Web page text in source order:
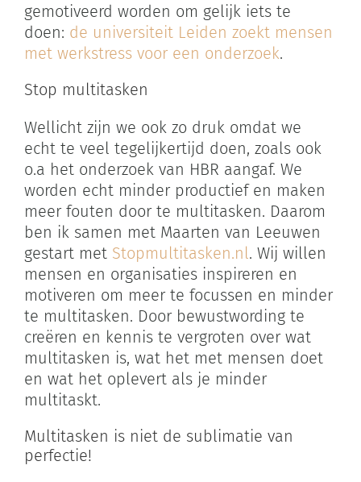
gemotiveerd worden om gelijk iets te
doen: de universiteit Leiden zoekt mensen
met werkstress voor een onderzoek.
Stop multitasken
Wellicht zijn we ook zo druk omdat we
echt te veel tegelijkertijd doen, zoals ook
o.a het onderzoek van HBR aangaf. We
worden echt minder productief en maken
meer fouten door te multitasken. Daarom
ben ik samen met Maarten van Leeuwen
gestart met Stopmultitasken.nl. Wij willen
mensen en organisaties inspireren en
motiveren om meer te focussen en minder
te multitasken. Door bewustwording te
creëren en kennis te vergroten over wat
multitasken is, wat het met mensen doet
en wat het oplevert als je minder
multitaskt.
Multitasken is niet de sublimatie van
perfectie!